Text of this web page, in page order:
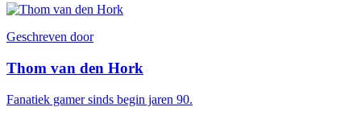
Geschreven door
Thom van den Hork
Fanatiek gamer sinds begin jaren 90.